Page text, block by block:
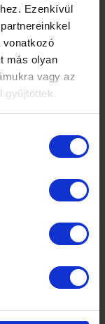
Ezenkívül
vonatkozó
más olyan
vagy az
gyűjtöttek.